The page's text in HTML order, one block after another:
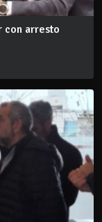
con arresto